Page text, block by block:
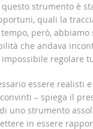
strumento è
quali la
però,
che andava
impossibile regolare
essere
– spiega il
uno strumento
in essere